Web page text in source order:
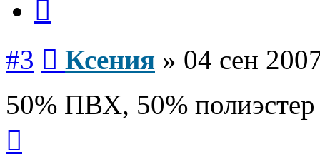
#3 Ксения » 04 сен
50% ПВХ, 50% полиэстер
началу